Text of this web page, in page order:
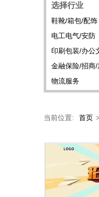
选择行业
鞋靴/箱包/配饰
电工电气/安防
印刷包装/办公
金融保险/招商/
物流服务
当前位置: 首页